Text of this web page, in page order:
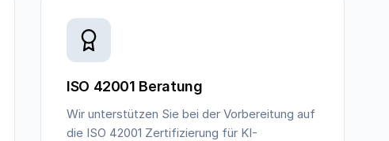
ISO 42001 Beratung
Wir unterstützen Sie bei der Vorbereitung auf
die ISO 42001 Zertifizierung für KI-